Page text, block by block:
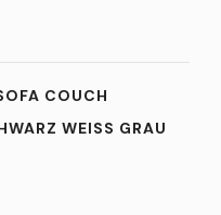
COUCH
WEISS GRAU